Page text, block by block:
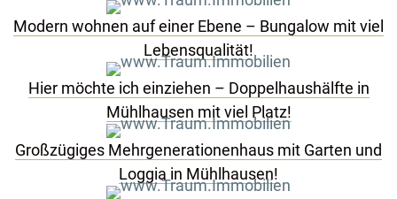
Modern wohnen auf einer Ebene – Bungalow mit viel
Lebensqualität!
Hier möchte ich einziehen – Doppelhaushälfte in
Mühlhausen mit viel Platz!
Großzügiges Mehrgenerationenhaus mit Garten und
Loggia in Mühlhausen!